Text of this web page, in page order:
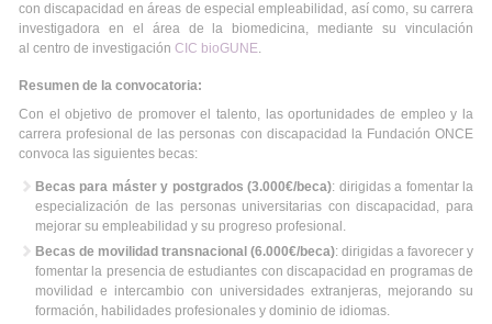
con discapacidad en áreas de especial empleabilidad, así como, su carrera
investigadora en el área de la biomedicina, mediante su vinculación
al centro de investigación CIC bioGUNE.
Resumen de la convocatoria:
Con el objetivo de promover el talento, las oportunidades de empleo y la
carrera profesional de las personas con discapacidad la Fundación ONCE
convoca las siguientes becas:
Becas para máster y postgrados (3.000€/beca): dirigidas a fomentar la
especialización de las personas universitarias con discapacidad, para
mejorar su empleabilidad y su progreso profesional.
Becas de movilidad transnacional (6.000€/beca): dirigidas a favorecer y
fomentar la presencia de estudiantes con discapacidad en programas de
movilidad e intercambio con universidades extranjeras, mejorando su
formación, habilidades profesionales y dominio de idiomas.